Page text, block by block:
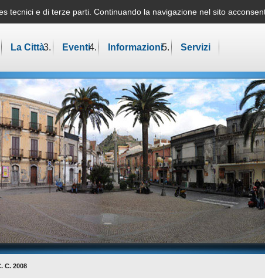
tecnici e di terze parti. Continuando la navigazione nel sitoMappa del
La Città Eventi Informazioni Servizi
C. 2008